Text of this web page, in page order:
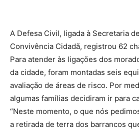
A Defesa Civil, ligada à Secretaria
Convivência Cidadã, registrou 62
Para atender às ligações dos
da cidade, foram montadas seis
avaliação de áreas de risco. Por
algumas famílias decidiram ir para
“Neste momento, o que nós
a retirada de terra dos barrancos